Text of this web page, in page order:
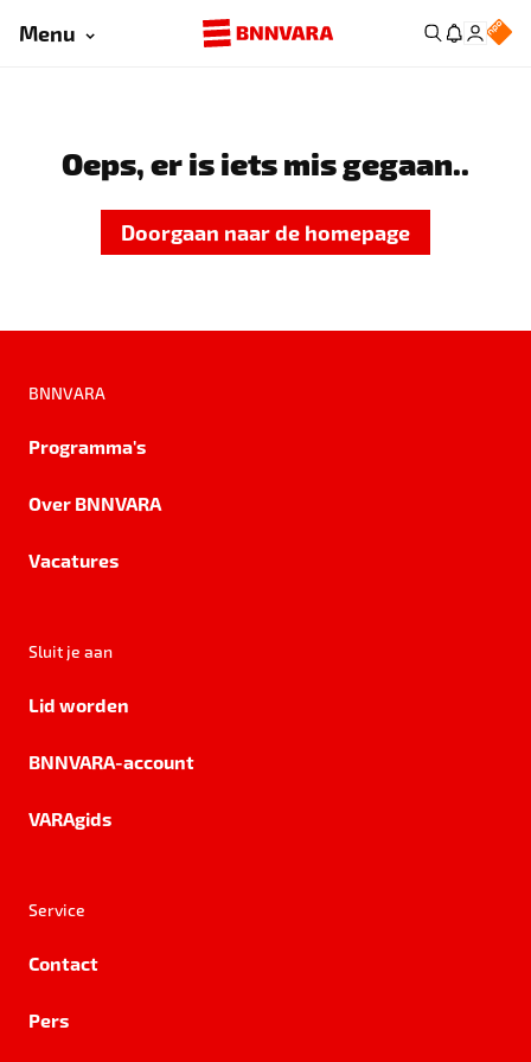
Menu
Oeps, er is iets mis gegaan..
Doorgaan naar de homepage
BNNVARA
Programma's
Over BNNVARA
Vacatures
Sluit je aan
Lid worden
BNNVARA-account
VARAgids
Service
Contact
Pers